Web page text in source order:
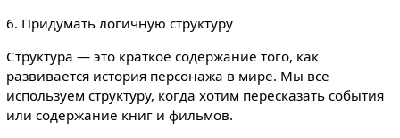
6. Придумать логичную структуру
Структура — это краткое содержание того, как
развивается история персонажа в мире. Мы все
используем структуру, когда хотим пересказать события
или содержание книг и фильмов.